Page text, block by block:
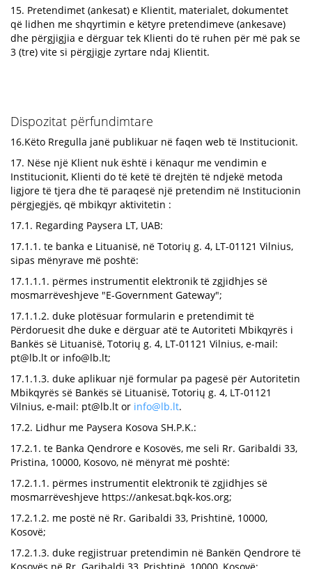
15. Pretendimet (ankesat) e Klientit, materialet, dokumentet
që lidhen me shqyrtimin e këtyre pretendimeve (ankesave)
dhe përgjigjia e dërguar tek Klienti do të ruhen për më pak se
3 (tre) vite si përgjigje zyrtare ndaj Klientit.
Dispozitat përfundimtare
16.Këto Rregulla janë publikuar në faqen web të Institucionit.
17. Nëse një Klient nuk është i kënaqur me vendimin e
Institucionit, Klienti do të ketë të drejtën të ndjekë metoda
ligjore të tjera dhe të paraqesë një pretendim në Institucionin
përgjegjës, që mbikqyr aktivitetin :
17.1. Regarding Paysera LT, UAB:
17.1.1. te banka e Lituanisë, në Totorių g. 4, LT-01121 Vilnius,
sipas mënyrave më poshtë:
17.1.1.1. përmes instrumentit elektronik të zgjidhjes së
mosmarrëveshjeve "E-Government Gateway";
17.1.1.2. duke plotësuar formularin e pretendimit të
Përdoruesit dhe duke e dërguar atë te Autoriteti Mbikqyrës i
Bankës së Lituanisë, Totorių g. 4, LT-01121 Vilnius, e-mail:
pt@lb.lt or info@lb.lt;
17.1.1.3. duke aplikuar një formular pa pagesë për Autoritetin
Mbikqyrës së Bankës së Lituanisë, Totorių g. 4, LT-01121
Vilnius, e-mail: pt@lb.lt or info@lb.lt.
17.2. Lidhur me Paysera Kosova SH.P.K.:
17.2.1. te Banka Qendrore e Kosovës, me seli Rr. Garibaldi 33,
Pristina, 10000, Kosovo, në mënyrat më poshtë:
17.2.1.1. përmes instrumentit elektronik të zgjidhjes së
mosmarrëveshjeve https://ankesat.bqk-kos.org;
17.2.1.2. me postë në Rr. Garibaldi 33, Prishtinë, 10000,
Kosovë;
17.2.1.3. duke regjistruar pretendimin në Bankën Qendrore të